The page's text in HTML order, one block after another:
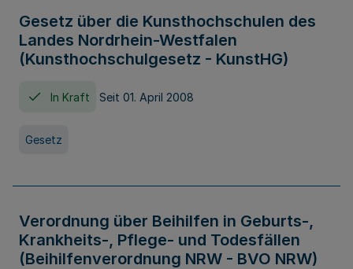
Gesetz über die Kunsthochschulen des
Landes Nordrhein-Westfalen
(Kunsthochschulgesetz - KunstHG)
In Kraft Seit 01. April 2008
Gesetz
Verordnung über Beihilfen in Geburts-,
Krankheits-, Pflege- und Todesfällen
(Beihilfenverordnung NRW - BVO NRW)